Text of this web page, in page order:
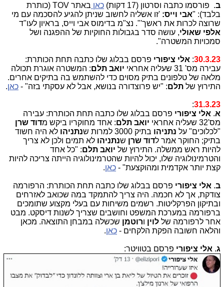
ב. פורסמו כתבה וסרטון (17 דקות) כאן
באתר TOV (כותרת
בלבד): "אבי וייס: 'זו אשליה לחשוב שניתן להגיע להסכמה עם מי
שרוצה לכרות את ראשך'". נצ"מ בדימוס אבי וייס, בראיון לעו"ד
אלפי שאולי, עושה סדר בגבולות החוקיות של ההפגנה ושל
סמכויות המשטרה".
30.3.23
: אלי ציפורי פרסם בבלוג שלו כתבה תחת הכותרת:
עבירה מס' 31 שעליה אחראי
יואב תלם: המשטרה אוגרת תכולה
מלאה של טלפונים בתיק מסוים כדי להשתמש בה בתיקים אחרים.
התירוץ של תלם: "יש פרוצדורה בנושא, אבל לא עסקתי בזה" - כאן.
31.3.23
:
א. אלי ציפורי פרסם בבלוג שלו כתבה תחת הכותרת: עבירה
מס'32 שעליה אחראי
יואב תלם: אחד מחוקריו ביקש מדוד שרן
"לכלוכים" על נתניהו בתיק 3000 למרות ש נתניהו לא היה חשוד
בתיק; החוקר אמר לדוד שרן שנתניהו לא תמים ולכן לא צריך
להיות ראש ממשלה. התירוץ של יואב תלם: "כל אחד
והטרמינולוגיה שלו, יכול להיות שהטרמינולוגיה הייתה צריכה להיות
קצת יותר אקדמית ומהוקצעת" - כאן.
ב. אלי ציפורי פרסם בבלוג שלו כתבה תחת הכותרת: הרפורמה
צודקת, אך לא חכמה. היה צריך להתמקד במה שכואב לאזרחים
ובתיקון הפרקליטות. רשמים משיחות עם בעלי מקצוע שתומכים
ברפורמה במערכת המשפט וחושבים שצריך לשנות דיסקט. מבט
אחר לרפורמה של לוין ורוטמן שכשלה במבחן התוצאה. מכאן
והלאה חשובה הפקת הלקחים - כאן.
ג. אלי ציפורי פרסם בטוויטר: